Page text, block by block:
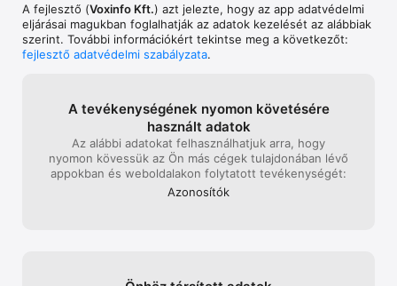
Parkolj egy koppintással!
zónameghatározással, számos egyedi funkcióval.
GPS alapú zónameghatározás
SMS, Telefonos és Zárt téri parkolás
A fejlesztő (Voxinfo Kft.) azt jelezte, hogy az app adatvédelmi
eljárásai magukban foglalhatják az adatok kezelését az alábbiak
szerint. További információkért tekintse meg a következőt:
fejlesztő adatvédelmi szabályzata.
A tevékenysé­gé­nek nyo­mon követé­sé­re
használt adatok
Az alábbi adatokat felhasznál­hatjuk arra, hogy
nyomon kövessük az Ön más cégek tulajdonában lévő
appokban és web­oldalakon folytatott tevékeny­ségét:
Azonosítók